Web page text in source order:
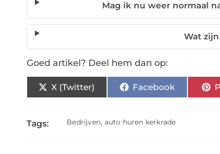
Mag ik nu weer normaal
Wat
Goed artikel? Deel hem dan op:
X (Twitter) Facebook
Tags: Bedrijven, auto huren kerkrade